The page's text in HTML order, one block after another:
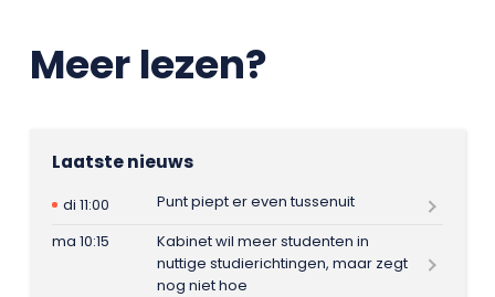
Meer lezen?
Laatste nieuws
di 11:00
Punt piept er even tussenuit
ma 10:15
Kabinet wil meer studenten in
nuttige studierichtingen, maar zegt
nog niet hoe